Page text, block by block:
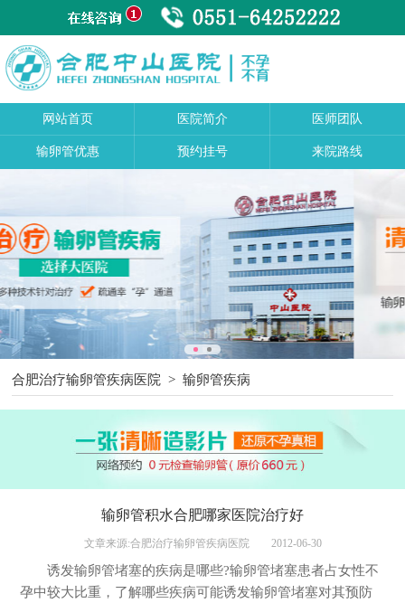
网站首页 医院简介 医师团队
输卵管优惠 预约挂号 来院路线
合肥治疗输卵管疾病医院 >输卵管疾病
输卵管积水合肥哪家医院治疗好
文章来源:合肥治疗输卵管疾病医院 2012-06-30
诱发输卵管堵塞的疾病是哪些?输卵管堵塞患者占女性不
孕中较大比重，了解哪些疾病可能诱发输卵管堵塞对其预防